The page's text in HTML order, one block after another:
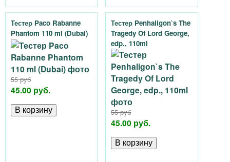
Тестер Paco Rabanne
Phantom 110 ml (Dubai)
55 руб
45.00 руб.
Тестер Penhaligon`s The
Tragedy Of Lord George,
edp., 110ml
55 руб
45.00 руб.